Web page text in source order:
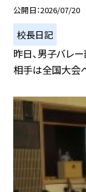
公開日 2026/07/20
校長日記
昨日、男子バレ
相手は全国大会